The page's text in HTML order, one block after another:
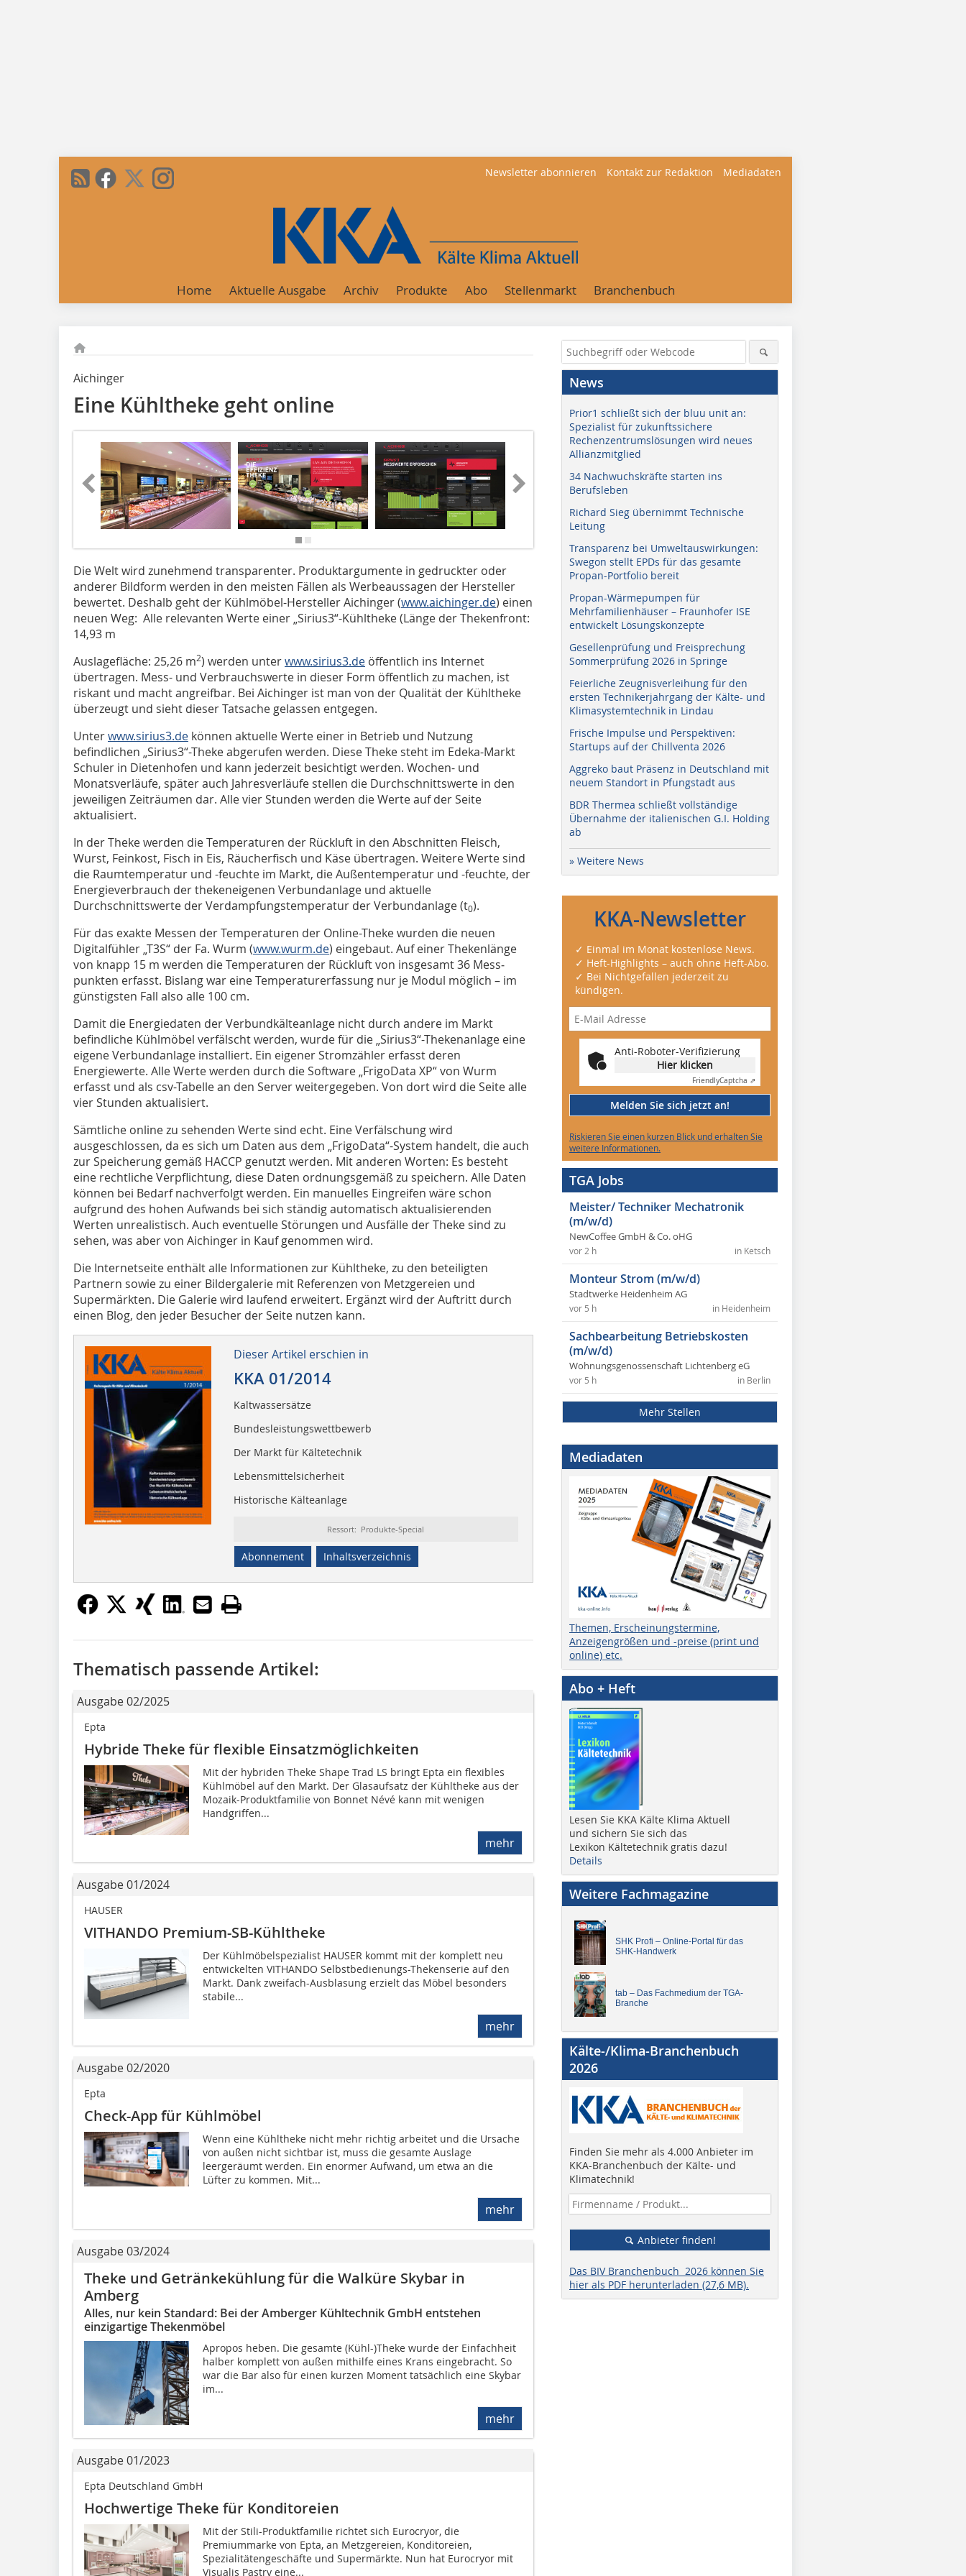
Newsletter abonnieren Kontakt zur Redaktion Mediadaten
Home Aktuelle Ausgabe Archiv Produkte Abo Stellenmarkt Branchenbuch
Aichinger
Eine Kühltheke geht online
Die Welt wird zunehmend transparenter. Produktargumente in gedruckter oder
anderer Bildform werden in den meisten Fällen als Werbeaussagen der Hersteller
bewertet. Deshalb geht der Kühlmöbel-Hersteller Aichinger (www.aichinger.de) einen
neuen Weg: Alle relevanten Werte einer „Sirius3“-Kühltheke (Länge der Thekenfront:
14,93 m
Auslagefläche: 25,26 m2) werden unterwww.sirius3.de öffentlich ins Internet
übertragen. Mess- und Verbrauchswerte in dieser Form öffentlich zu machen, ist
riskant und macht angreifbar. Bei Aichinger ist man von der Qualität der Kühltheke
überzeugt und sieht dieser Tatsache gelassen entgegen.
Unterwww.sirius3.de können aktuelle Werte einer in Betrieb und Nutzung
befindlichen „Sirius3“-Theke abgerufen werden. Diese Theke steht im Edeka-Markt
Schuler in Dietenhofen und kann jederzeit besichtigt werden. Wochen- und
Monatsverläufe, später auch Jahresverläufe stellen die Durchschnittswerte in den
jeweiligen Zeiträumen dar. Alle vier Stunden werden die Werte auf der Seite
aktualisiert.
In der Theke werden die Temperaturen der Rückluft in den Abschnitten Fleisch,
Wurst, Feinkost, Fisch in Eis, Räucherfisch und Käse übertragen. Weitere Werte sind
die Raumtemperatur und -feuchte im Markt, die Außentemperatur und -feuchte, der
Energieverbrauch der theken­eigenen Verbundanlage und aktuelle
Durchschnittswerte der Verdampfungstemperatur der Verbundanlage (t0).
Für das exakte Messen der Temperaturen der Online-Theke wurden die neuen
Digitalfühler „T3S“ der Fa. Wurm (www.wurm.de) eingebaut. Auf einer Thekenlänge
von knapp 15 m werden die Temperaturen der Rückluft von insgesamt 36 Mess­
punkten erfasst. Bislang war eine Temperaturerfassung nur je Modul möglich – im
günstigsten Fall also alle 100 cm.
Damit die Energiedaten der Verbundkälteanlage nicht durch andere im Markt
befindliche Kühlmöbel verfälscht werden, wurde für die „Sirius3“-Thekenanlage eine
eigene Verbundanlage installiert. Ein eigener Stromzähler erfasst deren
Energiewerte. Alle Werte werden durch die Software „FrigoData XP“ von Wurm
erfasst und als csv-Tabelle an den Server weitergegeben. Von dort wird die Seite alle
vier Stunden aktualisiert.
Sämtliche online zu sehenden Werte sind echt. Eine Verfälschung wird
ausgeschlossen, da es sich um Daten aus dem „FrigoData“-System handelt, die auch
zur Speicherung gemäß HACCP genutzt werden. Mit anderen Worten: Es besteht
eine rechtliche Verpflichtung, diese Daten ordnungsgemäß zu speichern. Alle Daten
können bei Bedarf nachverfolgt werden. Ein manuelles Eingreifen wäre schon
aufgrund des hohen Aufwands bei sich ständig automatisch aktualisierenden
Werten unrealistisch. Auch eventuelle Störungen und Ausfälle der Theke sind zu
sehen, was aber von Aichinger in Kauf genommen wird.
Die Internetseite enthält alle Informationen zur Kühltheke, zu den beteiligten
Partnern sowie zu einer Bildergalerie mit Referenzen von Metzgereien und
Supermärkten. Die Galerie wird laufend erweitert. Ergänzt wird der Auftritt durch
einen Blog, den jeder Besucher der Seite nutzen kann.
Dieser Artikel erschien in
KKA 01/2014
Kaltwassersätze
Bundesleistungswettbewerb
Der Markt für Kältetechnik
Lebensmittelsicherheit
Historische Kälteanlage
Ressort: Produkte-Special
Abonnement Inhaltsverzeichnis
Thematisch passende Artikel:
Ausgabe 02/2025
Epta
Hybride Theke für flexible Einsatzmöglichkeiten
Mit der hybriden Theke Shape Trad LS bringt Epta ein flexibles
Kühlmöbel auf den Markt. Der Glasaufsatz der Kühltheke aus der
Mozaik-Produktfamilie von Bonnet Névé kann mit wenigen
Handgriffen...
mehr
Ausgabe 01/2024
HAUSER
VITHANDO Premium-SB-Kühltheke
Der Kühlmöbelspezialist HAUSER kommt mit der komplett neu
entwickelten VITHANDO Selbstbedienungs-Thekenserie auf den
Markt. Dank zweifach-Ausblasung erzielt das Möbel besonders
stabile...
mehr
Ausgabe 02/2020
Epta
Check-App für Kühlmöbel
Wenn eine Kühltheke nicht mehr richtig arbeitet und die Ursache
von außen nicht sichtbar ist, muss die gesamte Auslage
leergeräumt werden. Ein enormer Aufwand, um etwa an die
Lüfter zu kommen. Mit...
mehr
Ausgabe 03/2024
Theke und Getränkekühlung für die Walküre Skybar in
Amberg
Alles, nur kein Standard: Bei der Amberger Kühltechnik GmbH entstehen
einzigartige Thekenmöbel
Apropos heben. Die gesamte (Kühl-)Theke wurde der Einfachheit
halber komplett von außen mithilfe eines Krans eingebracht. So
war die Bar also für einen kurzen Moment tatsächlich eine Skybar
im...
mehr
Ausgabe 01/2023
Epta Deutschland GmbH
Hochwertige Theke für Konditoreien
Mit der Stili-Produktfamilie richtet sich Eurocryor, die
Premiummarke von Epta, an Metzgereien, Konditoreien,
Spezialitätengeschäfte und Supermärkte. Nun hat Eurocryor mit
Visualis Pastry eine...
News
Prior1 schließt sich der bluu unit an:
Spezialist für zukunftssichere
Rechenzentrumslösungen wird neues
Allianzmitglied
34 Nachwuchskräfte starten ins
Berufsleben
Richard Sieg übernimmt Technische
Leitung
Transparenz bei Umweltauswirkungen:
Swegon stellt EPDs für das gesamte
Propan-Portfolio bereit
Propan-Wärmepumpen für
Mehrfamilienhäuser – Fraunhofer ISE
entwickelt Lösungskonzepte
Gesellenprüfung und Freisprechung
Sommerprüfung 2026 in Springe
Feierliche Zeugnisverleihung für den
ersten Technikerjahrgang der Kälte- und
Klimasystemtechnik in Lindau
Frische Impulse und Perspektiven:
Startups auf der Chillventa 2026
Aggreko baut Präsenz in Deutschland mit
neuem Standort in Pfungstadt aus
BDR Thermea schließt vollständige
Übernahme der italienischen G.I. Holding
ab
» Weitere News
KKA-Newsletter
✓ Einmal im Monat kostenlose News.
✓ Heft-Highlights – auch ohne Heft-Abo.
✓ Bei Nichtgefallen jederzeit zu
kündigen.
Anti-Roboter-Verifizierung
Hier klicken
FriendlyCaptcha ⇗
Melden Sie sich jetzt an!
Riskieren Sie einen kurzen Blick und erhalten Sie
weitere Informationen.
TGA Jobs
Meister/ Techniker Mechatronik
(m/w/d)
NewCoffee GmbH & Co. oHG
in Ketsch
vor 2 h
Monteur Strom (m/w/d)
Stadtwerke Heidenheim AG
in Heidenheim
vor 5 h
Sachbearbeitung Betriebskosten
(m/w/d)
Wohnungsgenossenschaft Lichtenberg eG
in Berlin
vor 5 h
Mehr Stellen
Mediadaten
Themen, Erscheinungstermine,
Anzeigengrößen und -preise (print und
online) etc.
Abo + Heft
Lesen Sie KKA Kälte Klima Aktuell
und sichern Sie sich das
Lexikon Kältetechnik gratis dazu!
Details
Weitere Fachmagazine
SHK Profi – Online-Portal für das
SHK-Handwerk
tab – Das Fachmedium der TGA-
Branche
Kälte-/Klima-Branchenbuch
2026
Finden Sie mehr als 4.000 Anbieter im
KKA-Branchenbuch der Kälte- und
Klimatechnik!
Anbieter finden!
Das BIV Branchenbuch 2026 können Sie
hier als PDF herunterladen (27,6 MB).